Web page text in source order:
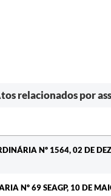
relacionados por
Nº 1564, 02 DE
Nº 69 SEAGP, 10 DE